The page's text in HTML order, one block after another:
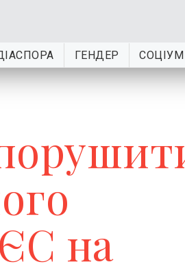
ГЕНДЕР СОЦІУМ
на